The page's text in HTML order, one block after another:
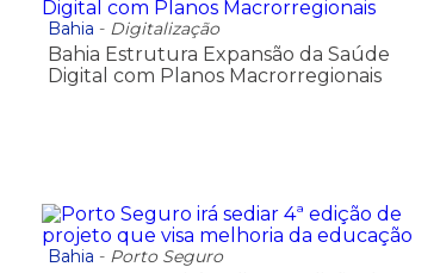
Bahia - Digitalização
Bahia Estrutura Expansão da Saúde
Digital com Planos Macrorregionais
Bahia - Porto Seguro